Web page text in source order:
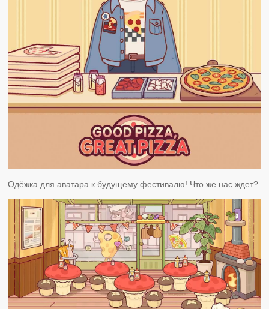
Одёжка для аватара к будущему фестивалю! Что же нас ждет?